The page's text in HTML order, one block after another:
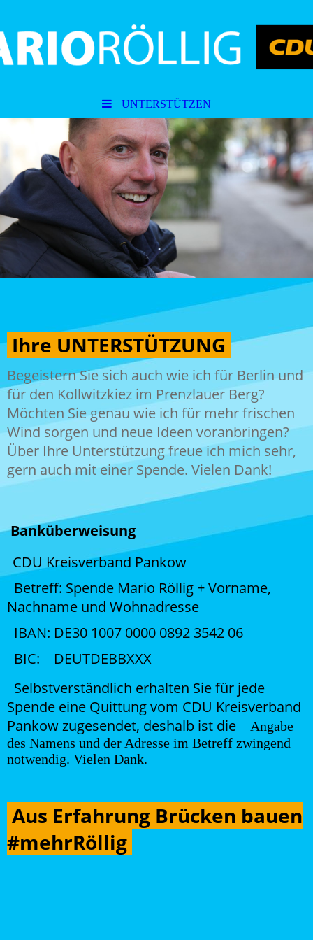
UNTERSTÜTZEN
Ihre UNTERSTÜTZUNG
Begeistern Sie sich auch wie ich für Berlin und
für den Kollwitzkiez im Prenzlauer Berg?
Möchten Sie genau wie ich für mehr frischen
Wind sorgen und neue Ideen voranbringen?
Über Ihre Unterstützung freue ich mich sehr,
gern auch mit einer Spende. Vielen Dank!
Banküberweisung
CDU Kreisverband Pankow
Betreff: Spende Mario Röllig + Vorname,
Nachname und Wohnadresse
IBAN: DE30 1007 0000 0892 3542 06
BIC: DEUTDEBBXXX
Selbstverständlich erhalten Sie für jede
Spende eine Quittung vom CDU Kreisverband
Pankow zugesendet, deshalb ist die
Angabe
des Namens und der Adresse im Betreff zwingend
notwendig. Vielen Dank.
Aus Erfahrung Brücken bauen
#mehrRöllig